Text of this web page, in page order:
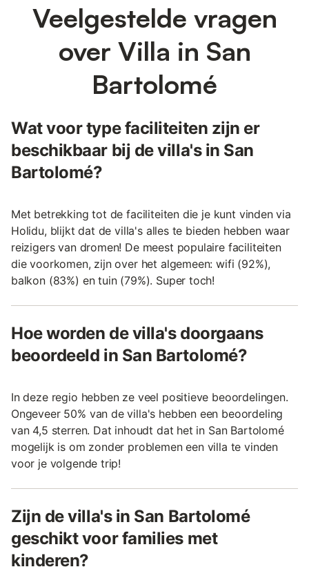
Veelgestelde vragen
over Villa in San
Bartolomé
Wat voor type faciliteiten zijn er
beschikbaar bij de villa's in San
Bartolomé?
Met betrekking tot de faciliteiten die je kunt vinden via
Holidu, blijkt dat de villa's alles te bieden hebben waar
reizigers van dromen! De meest populaire faciliteiten
die voorkomen, zijn over het algemeen: wifi (92%),
balkon (83%) en tuin (79%). Super toch!
Hoe worden de villa's doorgaans
beoordeeld in San Bartolomé?
In deze regio hebben ze veel positieve beoordelingen.
Ongeveer 50% van de villa's hebben een beoordeling
van 4,5 sterren. Dat inhoudt dat het in San Bartolomé
mogelijk is om zonder problemen een villa te vinden
voor je volgende trip!
Zijn de villa's in San Bartolomé
geschikt voor families met
kinderen?